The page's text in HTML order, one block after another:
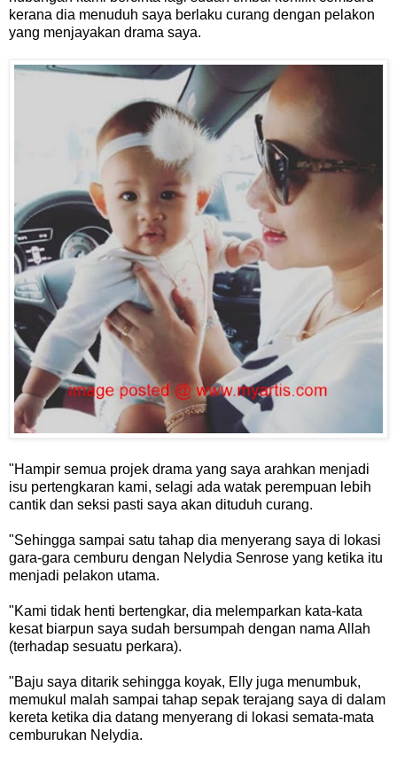
kerana dia menuduh saya berlaku curang dengan pelakon
yang menjayakan drama saya.
"Hampir semua projek drama yang saya arahkan menjadi
isu pertengkaran kami, selagi ada watak perempuan lebih
cantik dan seksi pasti saya akan dituduh curang.
"Sehingga sampai satu tahap dia menyerang saya di lokasi
gara-gara cemburu dengan Nelydia Senrose yang ketika itu
menjadi pelakon utama.
"Kami tidak henti bertengkar, dia melemparkan kata-kata
kesat biarpun saya sudah bersumpah dengan nama Allah
(terhadap sesuatu perkara).
"Baju saya ditarik sehingga koyak, Elly juga menumbuk,
memukul malah sampai tahap sepak terajang saya di dalam
kereta ketika dia datang menyerang di lokasi semata-mata
cemburukan Nelydia.